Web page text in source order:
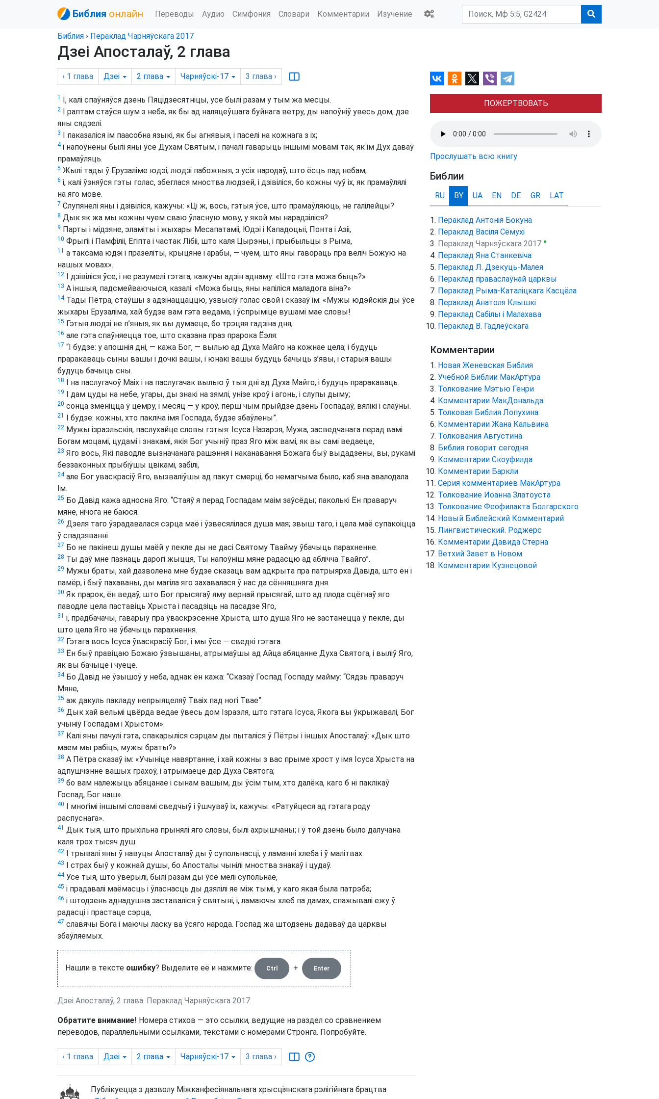
Библия онлайн Переводы Аудио Симфония Словари Комментарии Изучение
Библия › Пераклад Чарняўскага 2017
Дзеі Апосталаў, 2 глава
‹ 1 глава Дзеі 2 глава Чарняўскі-17 3 глава ›
1 І, калі спаўняўся дзень Пяцідзесятніцы, усе былі разам у тым жа месцы.
2 І раптам стаўся шум з неба, як бы ад наляцеўшага буйнага ветру, ды напоўніў увесь дом, дзе
яны сядзелі.
3 І паказаліся ім паасобна языкі, як бы агнявыя, і паселі на кожнага з іх;
4і напоўнены былі яны ўсе Духам Святым, і пачалі гаварыць іншымі мовамі так, як ім Дух даваў
прамаўляць.
5 Жылі тады ў Ерузаліме юдэі, людзі пабожныя, з усіх народаў, што ёсць пад небам;
6 і, калі ўзняўся гэты голас, збеглася мноства людзей, і дзівіліся, бо кожны чуў іх, як прамаўлялі
на яго мове.
7 Слупянелі яны і дзівіліся, кажучы: «Ці ж, вось, гэтыя ўсе, што прамаўляюць, не галілейцы?
8 Дык як жа мы кожны чуем сваю ўласную мову, у якой мы нарадзіліся?
9 Парты і мідзяне, эламіты і жыхары Месапатаміі, Юдэі і Кападоцыі, Понта і Азіі,
10 Фрыгіі і Памфіліі, Егіпта і частак Лібіі, што каля Цырэны, і прыбыльцы з Рыма,
11 а таксама юдэі і празеліты, крыцяне і арабы, — чуем, што яны гавораць пра веліч Божую на
нашых мовах».
12 І дзівіліся ўсе, і не разумелі гэтага, кажучы адзін аднаму: «Што гэта можа быць?»
13 А іншыя, падсмейваючыся, казалі: «Можа быць, яны напіліся маладога віна?»
14Тады Пётра, стаўшы з адзінаццаццю, узвысіў голас свой і сказаў ім: «Мужы юдэйскія ды ўсе
жыхары Ерузаліма, хай будзе вам гэта ведама, і ўспрыміце вушамі мае словы!
15 Гэтыя людзі не п’яныя, як вы думаеце, бо трэцяя гадзіна дня,
16 але гэта спаўняецца тое, што сказана праз прарока Ёэля:
17 “І будзе: у апошнія дні, — кажа Бог, — вылью ад Духа Майго на кожнае цела; і будуць
праракаваць сыны вашы і дочкі вашы, і юнакі вашы будуць бачыць з’явы, і старыя вашы
будуць бачыць сны.
18 І на паслугачоў Маіх і на паслугачак вылью ў тыя дні ад Духа Майго, і будуць праракаваць.
19 І дам цуды на небе, угары, ды знакі на зямлі, унізе кроў і агонь, і слупы дыму;
20 сонца зменіцца ў цемру, і месяц — у кроў, перш чым прыйдзе дзень Госпадаў, вялікі і слаўны.
21 І будзе: кожны, хто пакліча імя Госпада, будзе збаўлены”.
22 Мужы ізраэльскія, паслухайце словы гэтыя: Ісуса Назарэя, Мужа, засведчанага перад вамі
Богам моцамі, цудамі і знакамі, якія Бог учыніў праз Яго між вамі, як вы самі ведаеце,
23 Яго вось, Які паводле вызначанага рашэння і наканавання Божага быў выдадзены, вы, рукамі
беззаконных прыбіўшы цвікамі, забілі,
24але Бог уваскрасіў Яго, вызваліўшы ад пакут смерці, бо немагчыма было, каб яна авалодала
Ім.
25 Бо Давід кажа адносна Яго: “Стаяў я перад Госпадам маім заўсёды; паколькі Ён праваруч
мяне, нічога не баюся.
26 Дзеля таго ўзрадавалася сэрца маё і ўзвесялілася душа мая; звыш таго, і цела маё супакоіцца
ў спадзяванні.
27 Бо не пакінеш душы маёй у пекле ды не дасі Святому Твайму ўбачыць парахненне.
28 Ты даў мне пазнаць дарогі жыцця, Ты напоўніш мяне радасцю ад аблічча Твайго”.
29 Мужы браты, хай дазволена мне будзе сказаць вам адкрыта пра патрыярха Давіда, што ён і
памёр, і быў пахаваны, ды магіла яго захавалася ў нас да сённяшняга дня.
30 Як прарок, ён ведаў, што Бог прысягаў яму вернай прысягай, што ад плода сцёгнаў яго
паводле цела паставіць Хрыста і пасадзіць на пасадзе Яго,
31 і, прадбачачы, гаварыў пра ўваскрэсенне Хрыста, што душа Яго не застанецца ў пекле, ды
што цела Яго не ўбачыць парахнення.
32 Гэтага вось Ісуса ўваскрасіў Бог, і мы ўсе — сведкі гэтага.
33 Ён быў правіцаю Божаю ўзвышаны, атрымаўшы ад Айца абяцанне Духа Святога, і выліў Яго,
як вы бачыце і чуеце.
34Бо Давід не ўзышоў у неба, аднак ён кажа: “Сказаў Госпад Госпаду майму: “Сядзь праваруч
Мяне,
35 аж дакуль пакладу непрыяцеляў Тваіх пад ногі Твае”.
36 Дык хай вельмі цвёрда ведае ўвесь дом Ізраэля, што гэтага Ісуса, Якога вы ўкрыжавалі, Бог
учыніў Госпадам і Хрыстом».
37 Калі яны пачулі гэта, спакарыліся сэрцам ды пыталіся ў Пётры і іншых Апосталаў: «Дык што
маем мы рабіць, мужы браты?»
38 А Пётра сказаў ім: «Учыніце навяртанне, і хай кожны з вас прыме хрост у імя Ісуса Хрыста на
адпушчэнне вашых грахоў, і атрымаеце дар Духа Святога;
39 бо вам належыць абяцанае і сынам вашым, ды ўсім тым, хто далёка, каго б ні паклікаў
Госпад, Бог наш».
40 І многімі іншымі словамі сведчыў і ўшчуваў іх, кажучы: «Ратуйцеся ад гэтага роду
распуснага».
41 Дык тыя, што прыхільна прынялі яго словы, былі ахрышчаны; і ў той дзень было далучана
каля трох тысяч душ.
42 І трывалі яны ў навуцы Апосталаў ды ў супольнасці, у ламанні хлеба і ў малітвах.
43 І страх быў у кожнай душы, бо Апосталы чынілі мноства знакаў і цудаў.
44Усе тыя, што ўверылі, былі разам ды ўсё мелі супольнае,
45 і прадавалі маёмасць і ўласнасць ды дзялілі яе між тымі, у каго якая была патрэба;
46 і штодзень аднадушна заставаліся ў святыні, і, ламаючы хлеб па дамах, спажывалі ежу ў
радасці і прастаце сэрца,
47 славячы Бога і маючы ласку ва ўсяго народа. Госпад жа штодзень дадаваў да царквы
збаўляемых.
Нашли в тексте ошибку? Выделите её и нажмите: Ctrl + Enter
Дзеі Апосталаў, 2 глава. Пераклад Чарняўскага 2017
Обратите внимание! Номера стихов — это ссылки, ведущие на раздел со сравнением
переводов, параллельными ссылками, текстами с номерами Стронга. Попробуйте.
‹ 1 глава Дзеі 2 глава Чарняўскі-17 3 глава ›
Публікуецца з дазволу Міжканфесіянальнага хрысціянскага рэлігійнага брацтва
ПОЖЕРТВОВАТЬ
Прослушать всю книгу
Библии
RU BY UA EN DE GR LAT
Пераклад Антонія Бокуна
Пераклад Васіля Сёмухі
Пераклад Чарняўскага 2017 ●
Пераклад Яна Станкевіча
Пераклад Л. Дзекуць-Малея
Пераклад праваслаўнай царквы
Пераклад Рыма-Каталіцкага Касцёла
Пераклад Анатоля Клышкi
Пераклад Сабілы і Малахава
Пераклад В. Гадлеўскага
Комментарии
Новая Женевская Библия
Учебной Библии МакАртура
Толкование Мэтью Генри
Комментарии МакДональда
Толковая Библия Лопухина
Комментарии Жана Кальвина
Толкования Августина
Библия говорит сегодня
Комментарии Скоуфилда
Комментарии Баркли
Серия комментариев МакАртура
Толкование Иоанна Златоуста
Толкование Феофилакта Болгарского
Новый Библейский Комментарий
Лингвистический. Роджерс
Комментарии Давида Стерна
Ветхий Завет в Новом
Комментарии Кузнецовой